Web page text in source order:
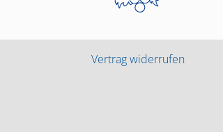
Vertrag widerrufen